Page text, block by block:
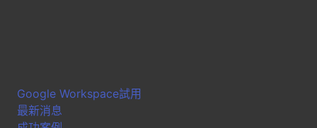
Google Workspace試用
最新消息